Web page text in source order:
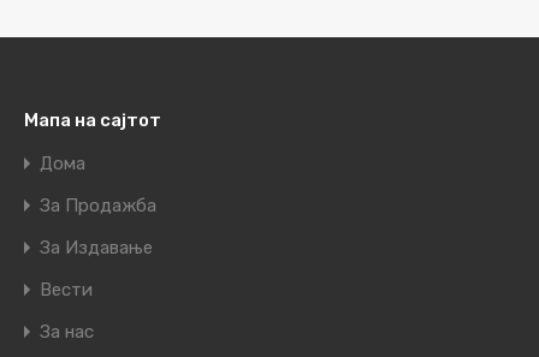
Мапа на сајтот
Дома
За Продажба
За Издавање
Вести
За нас